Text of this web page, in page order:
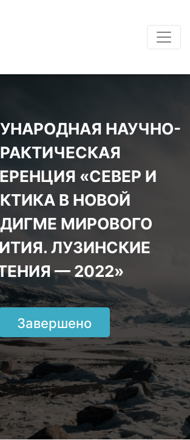
НАУЧНО-
«СЕВЕР И
В НОВОЙ
МИРОВОГО
ЛУЗИНСКИЕ
— 2022»
Завершено